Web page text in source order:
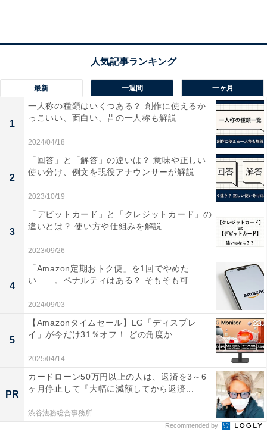
以前までの上部のネイビー部分がなくなりました
リニューアルのテーマは、「Simple, Wide and
Bright」。アプリ全体がスッキリとし、トーク背景は広
く、より明るい色調になりました。
最新 一週間 一ヶ月
1
一人称の種類はいくつある？ 創作に使えるか
っこいい、面白い、昔の一人称も解説
2024/04/18
2
「回答」と「解答」の違いは？ 意味や正しい
使い分け、例文を現役アナウンサーが解説
2023/10/19
3
「デビットカード」と「クレジットカード」の
違いとは？ 使い方や仕組みを解説
2023/09/26
4
「Amazon定期おトク便」を1回でやめた
い……。ペナルティはある？ そもそも可...
2024/09/03
5
【Amazonタイムセール】LG「ディスプレ
イ」が今だけ31％オフ！ どの角度か...
2025/04/14
PR
カードローン50万円以上の人は、返済を3～6
ヶ月停止して『大幅に減額してから返済...
渋谷法務総合事務所
Recommended by